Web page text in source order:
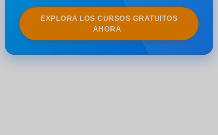
EXPLORA LOS CURSOS GRATUITOS
AHORA